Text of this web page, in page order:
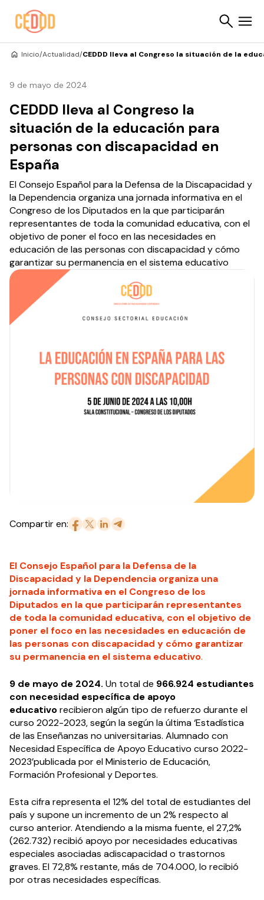
Inicio/Actualidad/CEDDD lleva al Congreso la situación de la
9 de mayo de 2024
CEDDD lleva al Congreso la
situación de la educación para
personas con discapacidad en
España
El Consejo Español para la Defensa de la Discapacidad y
la Dependencia organiza una jornada informativa en el
Congreso de los Diputados en la que participarán
representantes de toda la comunidad educativa, con el
objetivo de poner el foco en las necesidades en
educación de las personas con discapacidad y cómo
garantizar su permanencia en el sistema educativo
Compartir en:
El Consejo Español para la Defensa de la
Discapacidad y la Dependencia organiza una
jornada informativa en el Congreso de los
Diputados en la que participarán representantes
de toda la comunidad educativa, con el objetivo de
poner el foco en las necesidades en educación de
las personas con discapacidad y cómo garantizar
su permanencia en el sistema educativo.
9 de mayo de 2024. Un total de 966.924 estudiantes
con necesidad específica de apoyo
educativorecibieron algún tipo de refuerzo durante el
curso 2022-2023, según la según la última ‘Estadística
de las Enseñanzas no universitarias. Alumnado con
Necesidad Específica de Apoyo Educativo curso 2022-
2023’publicada por el Ministerio de Educación,
Formación Profesional y Deportes.
Esta cifra representa el 12% del total de estudiantes del
país y supone un incremento de un 2% respecto al
curso anterior. Atendiendo a la misma fuente, el 27,2%
(262.732) recibió apoyo por necesidades educativas
especiales asociadas adiscapacidad o trastornos
graves. El 72,8% restante, más de 704.000, lo recibió
por otras necesidades específicas.